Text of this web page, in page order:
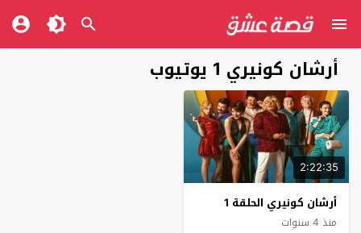
أرشان كونيري 1 يوتيوب
2:22:35
أرشان كونيري الحلقة 1
منذ 4 سنوات